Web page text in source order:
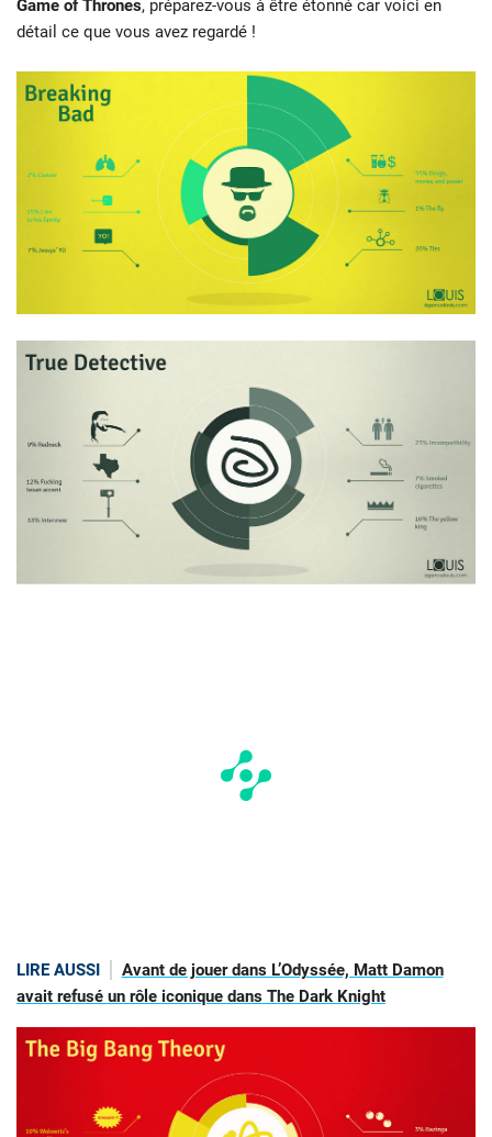
Game of Thrones, préparez-vous à être étonné car voici en
détail ce que vous avez regardé !
LIRE AUSSI
Avant de jouer dans L’Odyssée, Matt Damon
avait refusé un rôle iconique dans The Dark Knight